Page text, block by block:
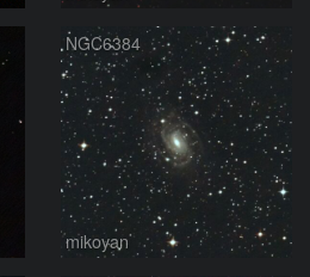
NGC6384
mikoyan